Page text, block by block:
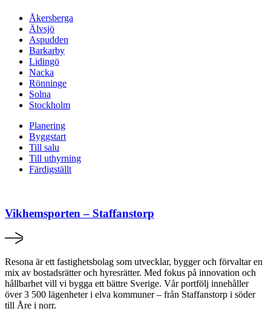
Åkersberga
Älvsjö
Aspudden
Barkarby
Lidingö
Nacka
Rönninge
Solna
Stockholm
Planering
Byggstart
Till salu
Till uthyrning
Färdigställt
Vikhemsporten – Staffanstorp
Resona är ett fastighetsbolag som utvecklar, bygger och förvaltar en
mix av bostadsrätter och hyresrätter. Med fokus på innovation och
hållbarhet vill vi bygga ett bättre Sverige. Vår portfölj innehåller
över 3 500 lägenheter i elva kommuner – från Staffanstorp i söder
till Åre i norr.